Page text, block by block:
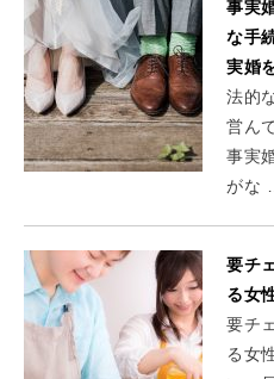
事実
な手
実婚
法的
営ん
事実
がな
要チ
る女
要チ
る女